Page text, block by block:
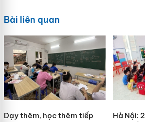
Bài liên quan
Dạy thêm, học thêm tiếp
Hà Nội: